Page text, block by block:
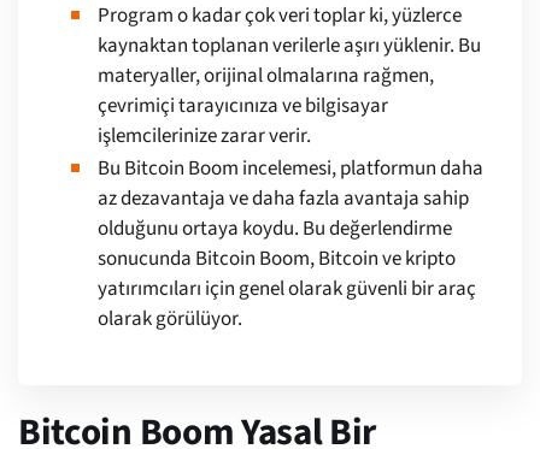
Program o kadar çok veri toplar ki, yüzlerce
kaynaktan toplanan verilerle aşırı yüklenir. Bu
materyaller, orijinal olmalarına rağmen,
çevrimiçi tarayıcınıza ve bilgisayar
işlemcilerinize zarar verir.
Bu Bitcoin Boom incelemesi, platformun daha
az dezavantaja ve daha fazla avantaja sahip
olduğunu ortaya koydu. Bu değerlendirme
sonucunda Bitcoin Boom, Bitcoin ve kripto
yatırımcıları için genel olarak güvenli bir araç
olarak görülüyor.
Bitcoin Boom Yasal Bir